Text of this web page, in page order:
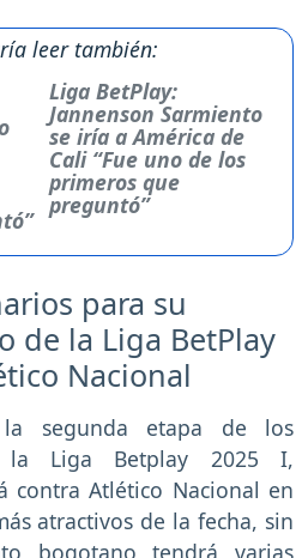
leer también:
Liga BetPlay:
Jannenson Sarmiento
se iría a América de
Cali “Fue uno de los
primeros que
preguntó”
para su
de la Liga BetPlay
Nacional
segunda etapa de los
la Liga Betplay 2025 I,
contra Atlético Nacional en
atractivos de la fecha, sin